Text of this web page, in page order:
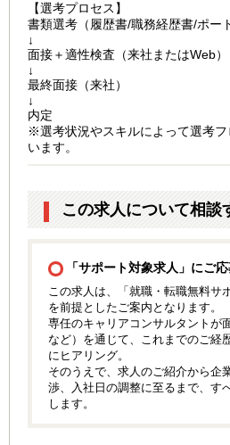
【選考プロセス】
書類選考（履歴書/職務経歴書/ポー
↓
面接＋適性検査（来社またはWeb）
↓
最終面接（来社）
↓
内定
※選考状況やスキルによって選考
います。
この求人について相談
「サポート対象求人」にご
この求人は、「就職・転職無料サ
を前提としたご案内となります。
専任のキャリアコンサルタントが
など）を通じて、これまでのご経
にヒアリング。
そのうえで、求人のご紹介から企
渉、入社日の調整に至るまで、す
します。